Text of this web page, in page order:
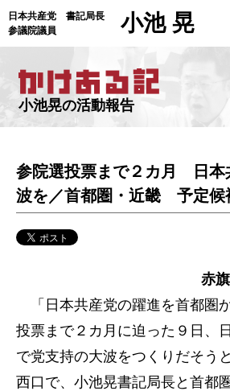
日本共産党 書記局長
参議院議員
小池 晃
小池晃の活動報告
参院選投票まで２カ月 日本
波を／首都圏・近畿 予定候
赤
「日本共産党の躍進を首都圏
投票まで２カ月に迫った９日、
で党支持の大波をつくりだそう
西口で、小池晃書記局長と首都